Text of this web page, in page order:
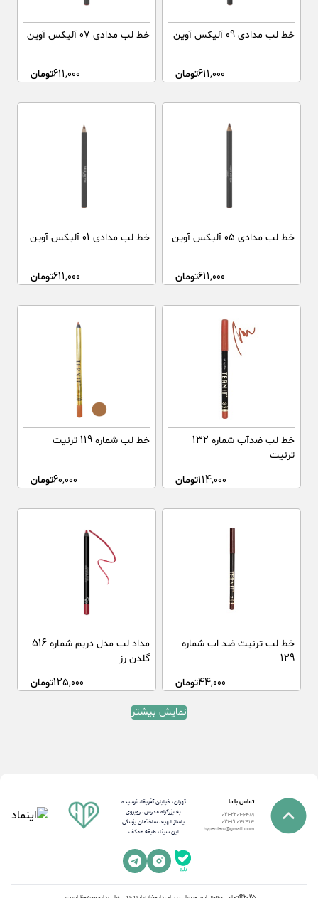
خط لب مدادی 09 آلیکس آوین
611,000تومان
خط لب مدادی 07 آلیکس آوین
611,000تومان
خط لب مدادی 05 آلیکس آوین
611,000تومان
خط لب مدادی 01 آلیکس آوین
611,000تومان
خط لب ضدآب شماره 132
ترنیت
114,000تومان
خط لب شماره 119 ترنیت
60,000تومان
خط لب ترنیت ضد اب شماره
129
44,000تومان
مداد لب مدل دریم شماره 516
گلدن رز
125,000تومان
نمایش بیشتر
تماس با ما
021-22046489
021-22041414
hyperdaru@gmail.com
تهران، خیابان آفریقا، نرسیده
به بزرگراه مدرس، روبروی
پاساژ الهیه، ساختمان پزشکی
ابن سینا، طبقه همکف